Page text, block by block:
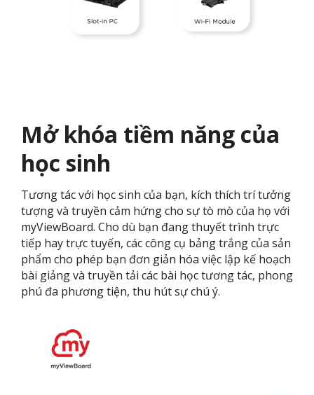
Mở khóa tiềm năng của
học sinh
Tương tác với học sinh của bạn, kích thích trí tưởng
tượng và truyền cảm hứng cho sự tò mò của họ với
myViewBoard. Cho dù bạn đang thuyết trình trực
tiếp hay trực tuyến, các công cụ bảng trắng của sản
phẩm cho phép bạn đơn giản hóa việc lập kế hoạch
bài giảng và truyền tải các bài học tương tác, phong
phú đa phương tiện, thu hút sự chú ý.